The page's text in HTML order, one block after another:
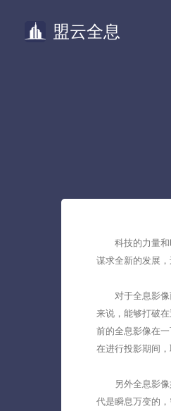
盟云全息
科技的力量和
谋求全新的发展
对于全息影像
来说，能够打破
前的全息影像在
在进行投影期间，
另外全息影像
代是瞬息万变的